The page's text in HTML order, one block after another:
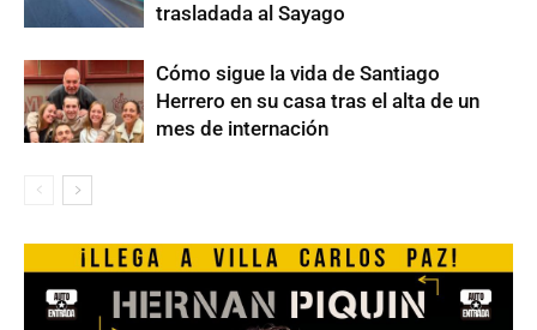
trasladada al Sayago
Cómo sigue la vida de Santiago
Herrero en su casa tras el alta de un
mes de internación